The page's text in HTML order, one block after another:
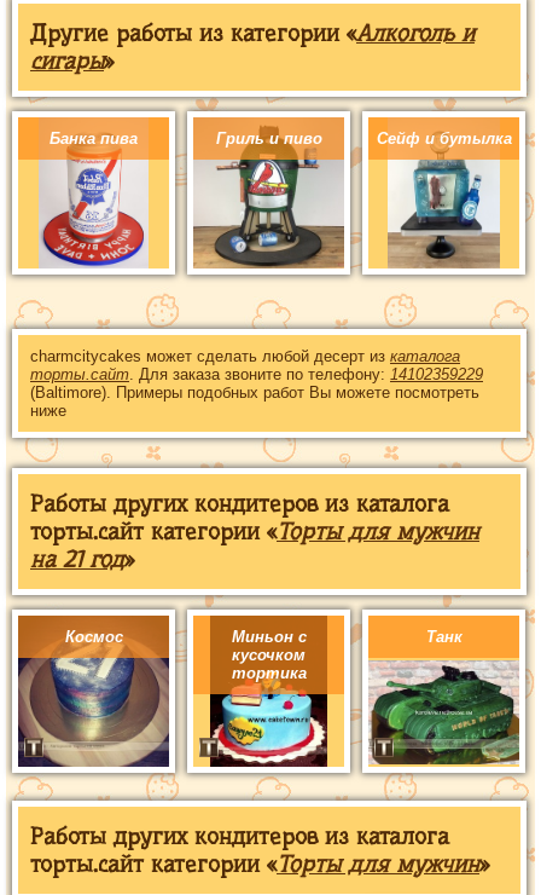
Другие работы из категории «Алкоголь и
сигары»
Банка пива Гриль и пиво Сейф и бутылка
charmcitycakes может сделать любой десерт из каталога
торты.сайт . Для заказа звоните по телефону: 14102359229
(Baltimore). Примеры подобных работ Вы можете посмотреть
ниже
Работы других кондитеров из каталога
торты.сайт категории «Торты для мужчин
на 21 год»
Космос
Миньон с
кусочком
тортика
Танк
Работы других кондитеров из каталога
торты.сайт категории «Торты для мужчин»